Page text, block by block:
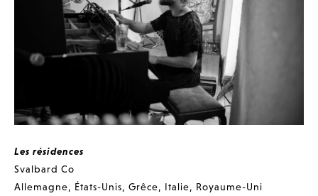
Les résidences
Svalbard Co
Allemagne, États-Unis, Grêce, Italie, Royaume-Uni